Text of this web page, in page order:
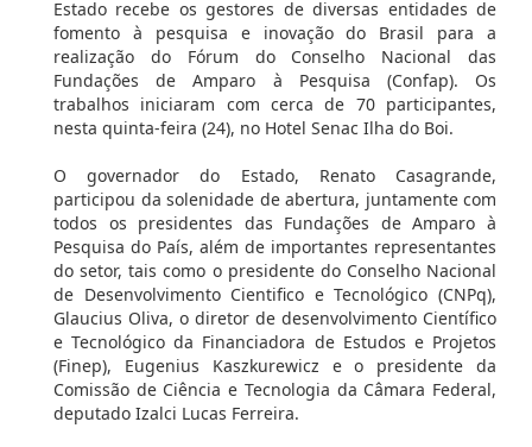
Estado recebe os gestores de diversas entidades de
fomento à pesquisa e inovação do Brasil para a
realização do Fórum do Conselho Nacional das
Fundações de Amparo à Pesquisa (Confap). Os
trabalhos iniciaram com cerca de 70 participantes,
nesta quinta-feira (24), no Hotel Senac Ilha do Boi.
O governador do Estado, Renato Casagrande,
participou da solenidade de abertura, juntamente com
todos os presidentes das Fundações de Amparo à
Pesquisa do País, além de importantes representantes
do setor, tais como o presidente do Conselho Nacional
de Desenvolvimento Cientifico e Tecnológico (CNPq),
Glaucius Oliva, o diretor de desenvolvimento Científico
e Tecnológico da Financiadora de Estudos e Projetos
(Finep), Eugenius Kaszkurewicz e o presidente da
Comissão de Ciência e Tecnologia da Câmara Federal,
deputado Izalci Lucas Ferreira.